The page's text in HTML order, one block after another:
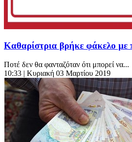
Καθαρίστρια βρήκε φάκελο
Ποτέ δεν θα φανταζόταν ότι μπορεί να...
10:33 | Κυριακή 03 Μαρτίου 2019